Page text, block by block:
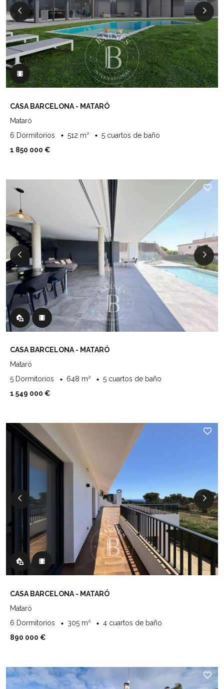
CASA BARCELONA - MATARÓ
Mataró
6 Dormitorios
512 m²
5 cuartos de baño
1 850 000 €
CASA BARCELONA - MATARÓ
Mataró
5 Dormitorios
648 m²
5 cuartos de baño
1 549 000 €
CASA BARCELONA - MATARÓ
Mataró
6 Dormitorios
305 m²
4 cuartos de baño
890 000 €